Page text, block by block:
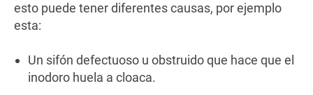
esto puede tener diferentes causas, por ejemplo
esta:
Un sifón defectuoso u obstruido que hace que el
inodoro huela a cloaca.